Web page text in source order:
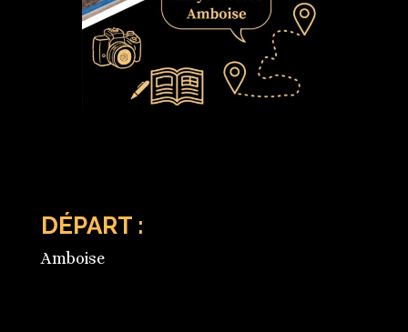
DÉPART :
Amboise